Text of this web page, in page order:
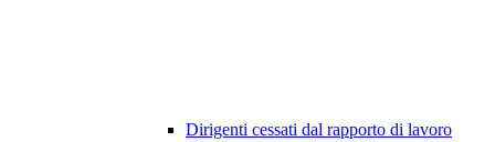
Dirigenti cessati dal rapporto di lavoro